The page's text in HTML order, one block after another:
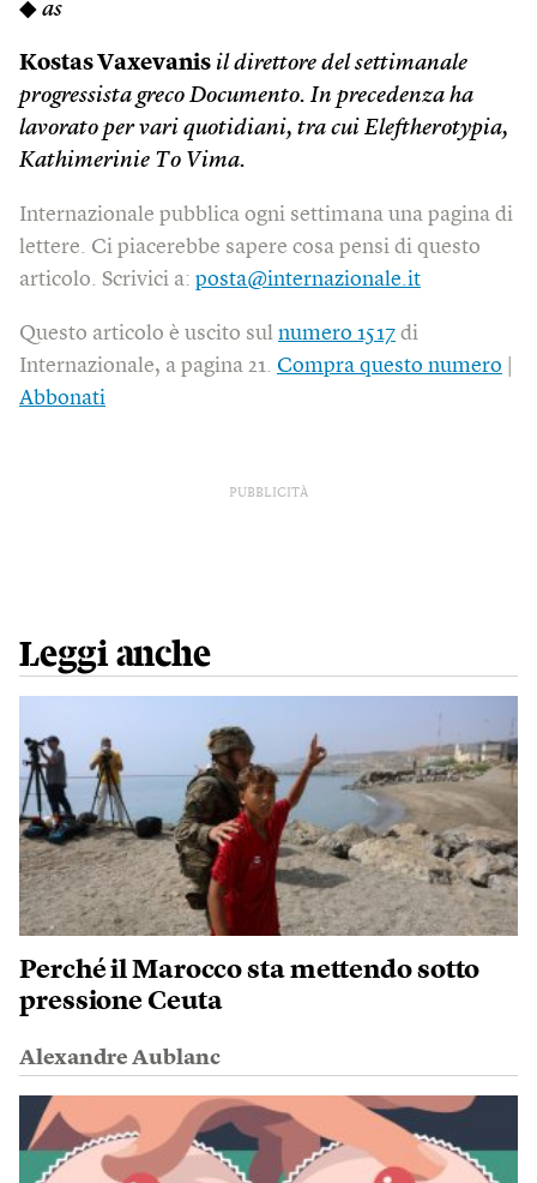
◆ as
Kostas Vaxevanis il direttore del settimanale
progressista greco Documento. In precedenza ha
lavorato per vari quotidiani, tra cui Eleftherotypia,
Kathimerinie To Vima.
Internazionale pubblica ogni settimana una pagina di
lettere. Ci piacerebbe sapere cosa pensi di questo
articolo. Scrivici a: posta@internazionale.it
Questo articolo è uscito sul numero 1517 di
Internazionale, a pagina 21. Compra questo numero
Abbonati
PUBBLICITÀ
Leggi anche
Perché il Marocco sta mettendo sotto
pressione Ceuta
Alexandre Aublanc